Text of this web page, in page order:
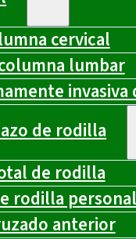
cervical
lumbar
de rodilla
de rodilla
rodilla
anterior